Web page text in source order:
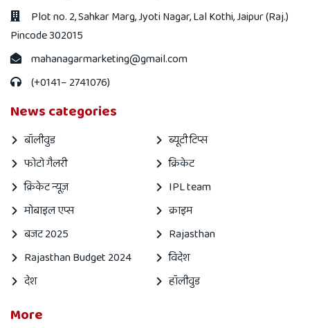
Plot no. 2, Sahkar Marg, Jyoti Nagar, Lal Kothi, Jaipur (Raj.)
Pincode 302015
mahanagarmarketing@gmail.com
(+0141– 2741076)
News categories
बॉलीवुड
ब्यूटी टिप्स
फोटो गैलरी
क्रिकेट
क्रिकेट न्यूज़
IPL team
मोबाइल एप्स
क्राइम
बजट 2025
Rajasthan
Rajasthan Budget 2024
विदेश
देश
हॉलीवुड
More